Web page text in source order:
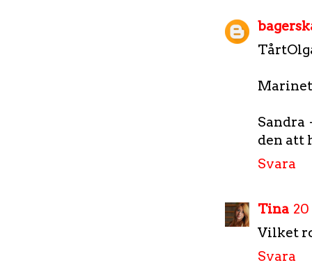
Sandra
den att
Svara
Tina
Vilket
Svara